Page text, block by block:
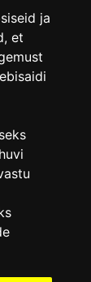
ja
et